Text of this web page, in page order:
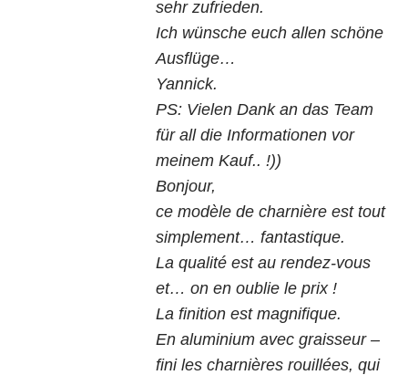
sehr zufrieden.
Ich wünsche euch allen schöne
Ausflüge…
Yannick.
PS: Vielen Dank an das Team
für all die Informationen vor
meinem Kauf.. !))
Bonjour,
ce modèle de charnière est tout
simplement… fantastique.
La qualité est au rendez-vous
et… on en oublie le prix !
La finition est magnifique.
En aluminium avec graisseur –
fini les charnières rouillées, qui